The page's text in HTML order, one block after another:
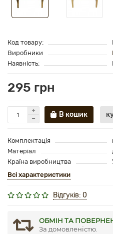
Код товару:
Виробники
Наявність:
295 грн
В кошик
Комплектація
Матеріал
Країна виробництва
Всі характеристики
Відгуків: 0
ОБМІН ТА
За домовленістю.